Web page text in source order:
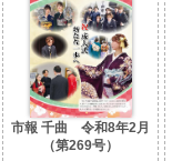
市報 千曲 令和8年2月
（第269号）